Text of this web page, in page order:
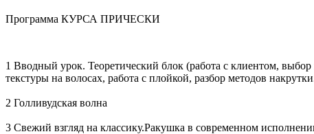
Программа КУРСА ПРИЧЕСКИ
1 Вводный урок. Теоретический блок (работа с клиентом,
текстуры на волосах, работа с плойкой, разбор методов
2 Голливудская волна
3 Свежий взгляд на классику.Ракушка в современном